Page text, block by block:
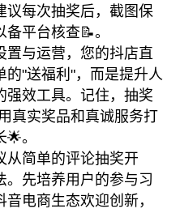
议每次抽奖后，截图保
平台核查📝。
置与运营，您的抖店直
的"送福利"，而是提升人
强效工具。记住，抽奖
真实奖品和真诚服务打
。
从简单的评论抽奖开
。先培养用户的参与习
电商生态欢迎创新，